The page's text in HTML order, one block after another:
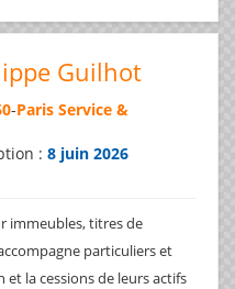
Guilhot
-Paris Service &
: 8 juin 2026
immeubles, titres de
particuliers et
la cessions de leurs actifs